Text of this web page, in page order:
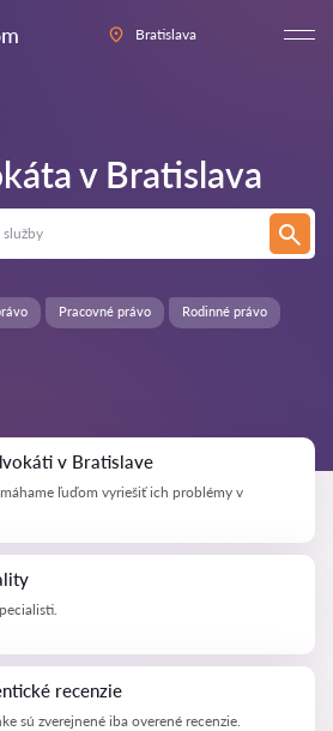
Bratislava
v Bratislava
Rodinné právo
Pracovné právo
v Bratislave
ľuďom vyriešiť ich problémy v
recenzie
sú zverejnené iba overené recenzie.